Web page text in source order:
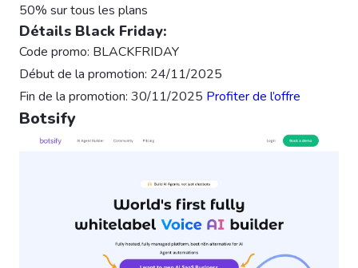
50% sur tous les plans
Détails Black Friday:
Code promo: BLACKFRIDAY
Début de la promotion: 24/11/2025
Fin de la promotion: 30/11/2025 Profiter de l’offre
Botsify